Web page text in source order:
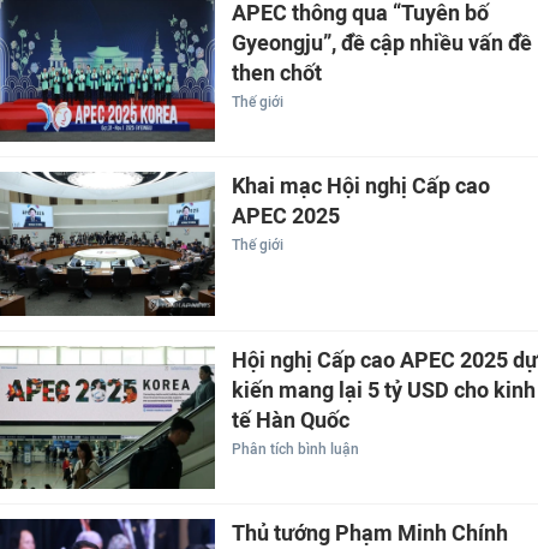
APEC thông qua “Tuyên bố
Gyeongju”, đề cập nhiều vấn đề
then chốt
Thế giới
Khai mạc Hội nghị Cấp cao
APEC 2025
Thế giới
Hội nghị Cấp cao APEC 2025 dự
kiến mang lại 5 tỷ USD cho kinh
tế Hàn Quốc
Phân tích bình luận
Thủ tướng Phạm Minh Chính